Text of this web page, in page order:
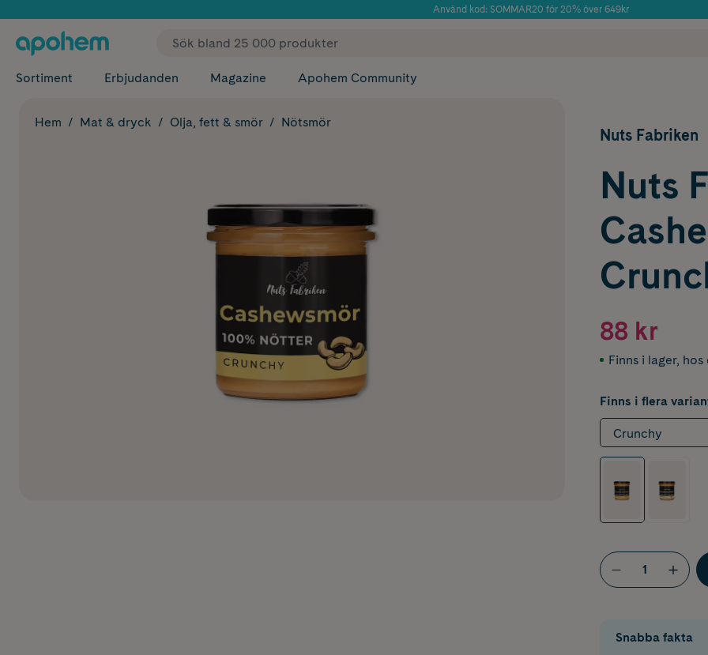
Använd kod: SOMMAR20 för 20% över 649kr
✓ Fri frakt
Sortiment Erbjudanden Magazine Apohem Community
Hem Mat & dryck Olja, fett & smör Nötsmör
Nuts Fabriken
Nuts
88 kr
Finns i lager, hos
Finns i flera
Crunchy
Snabba fakta